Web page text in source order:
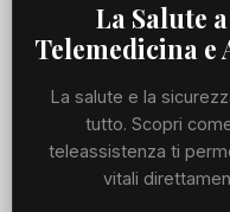
La Salute
Telemedicina e
La salute e la
tutto. Scopri
teleassistenza ti
vitali